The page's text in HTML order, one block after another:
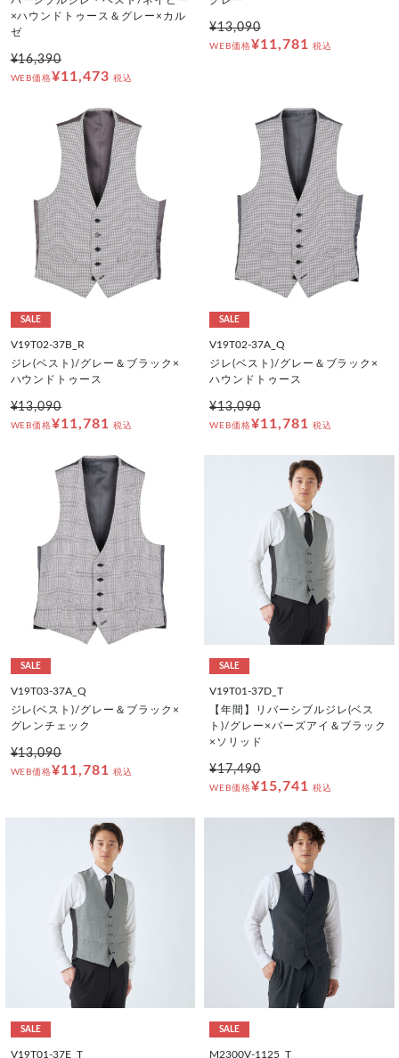
×ハウンドトゥース＆グレー×カル
ゼ
¥16,390
WEB価格¥11,473 税込
¥13,090
WEB価格¥11,781 税込
SALE
V19T02-37B_R
ジレ(ベスト)/グレー＆ブラック×
ハウンドトゥース
¥13,090
WEB価格¥11,781 税込
SALE
V19T02-37A_Q
ジレ(ベスト)/グレー＆ブラック×
ハウンドトゥース
¥13,090
WEB価格¥11,781 税込
SALE
V19T03-37A_Q
ジレ(ベスト)/グレー＆ブラック×
グレンチェック
¥13,090
WEB価格¥11,781 税込
SALE
V19T01-37D_T
【年間】リバーシブルジレ(ベス
ト)/グレー×バーズアイ＆ブラック
×ソリッド
¥17,490
WEB価格¥15,741 税込
SALE
V19T01-37E_T
SALE
M2300V-1125_T